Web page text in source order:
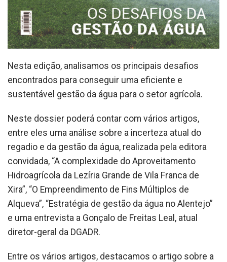
Nesta edição, analisamos os principais desafios
encontrados para conseguir uma eficiente e
sustentável gestão da água para o setor agrícola.
Neste dossier poderá contar com vários artigos,
entre eles uma análise sobre a incerteza atual do
regadio e da gestão da água, realizada pela editora
convidada, “A complexidade do Aproveitamento
Hidroagrícola da Lezíria Grande de Vila Franca de
Xira”, “O Empreendimento de Fins Múltiplos de
Alqueva”, “Estratégia de gestão da água no Alentejo”
e uma entrevista a Gonçalo de Freitas Leal, atual
diretor-geral da DGADR.
Entre os vários artigos, destacamos o artigo sobre a